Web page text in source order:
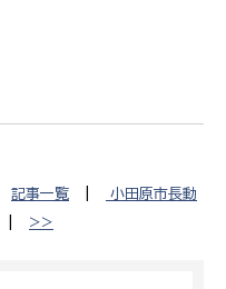
記事一覧
小田原市長動
>>